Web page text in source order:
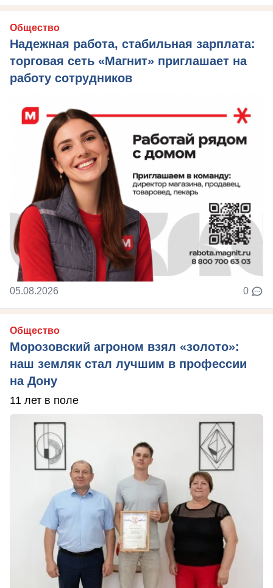
Общество
Надежная работа, стабильная зарплата:
торговая сеть «Магнит» приглашает на
работу сотрудников
05.08.2026 0
Общество
Морозовский агроном взял «золото»:
наш земляк стал лучшим в профессии
на Дону
11 лет в поле